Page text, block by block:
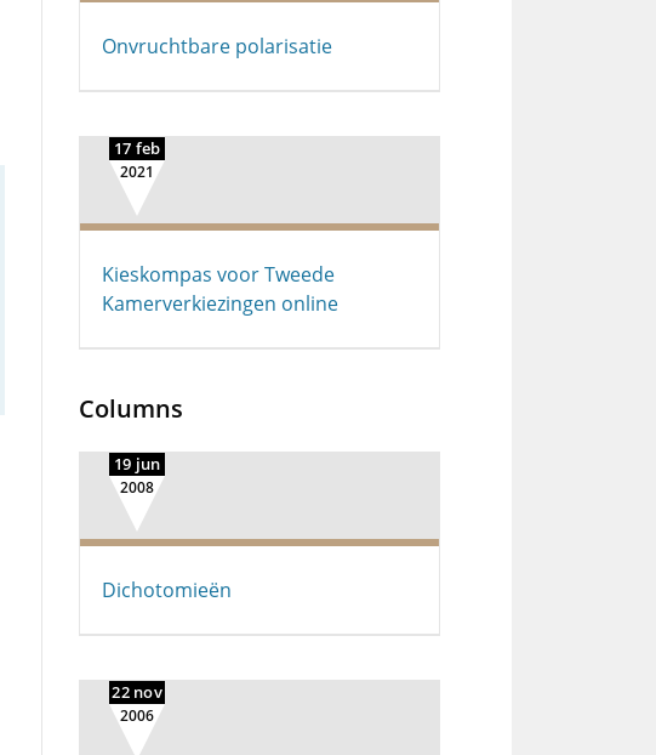
Onvruchtbare polarisatie
17 feb
2021
Kieskompas voor Tweede
Kamerverkiezingen online
Columns
19 jun
2008
Dichotomieën
22 nov
2006